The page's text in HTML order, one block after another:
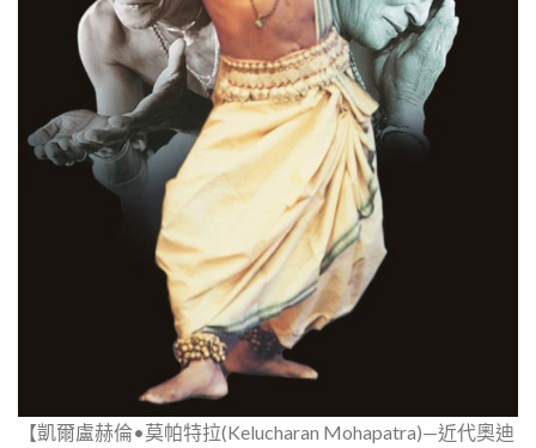
【凱爾盧赫倫•莫帕特拉(Kelucharan Mohapatra)—近代奧迪